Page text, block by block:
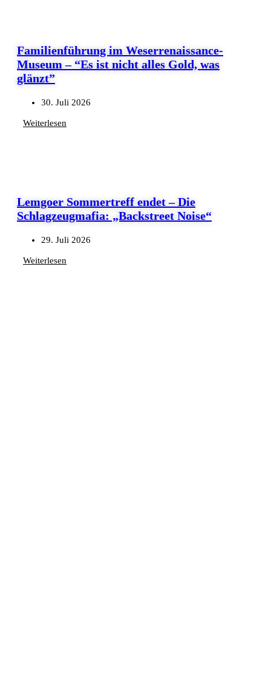
Familienführung im Weserrenaissance-
Museum – “Es ist nicht alles Gold, was
glänzt”
30. Juli 2026
Weiterlesen
Lemgoer Sommertreff endet – Die
Schlagzeugmafia: „Backstreet Noise“
29. Juli 2026
Weiterlesen